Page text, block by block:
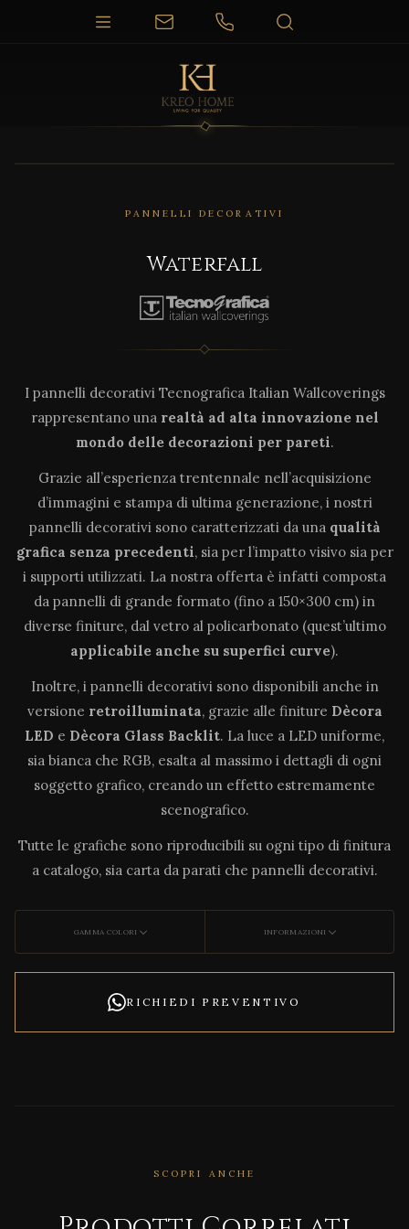
PANNELLI DECORATIVI
Waterfall
I pannelli decorativi Tecnografica Italian Wallcoverings
rappresentano una realtà ad alta innovazione nel
mondo delle decorazioni per pareti.
Grazie all’esperienza trentennale nell’acquisizione
d’immagini e stampa di ultima generazione, i nostri
pannelli decorativi sono caratterizzati da una qualità
grafica senza precedenti, sia per l’impatto visivo sia per
i supporti utilizzati. La nostra offerta è infatti composta
da pannelli di grande formato (fino a 150×300 cm) in
diverse finiture, dal vetro al policarbonato (quest’ultimo
applicabile anche su superfici curve).
Inoltre, i pannelli decorativi sono disponibili anche in
versione retroilluminata, grazie alle finiture Dècora
LED e Dècora Glass Backlit. La luce a LED uniforme,
sia bianca che RGB, esalta al massimo i dettagli di ogni
soggetto grafico, creando un effetto estremamente
scenografico.
Tutte le grafiche sono riproducibili su ogni tipo di finitura
a catalogo, sia carta da parati che pannelli decorativi.
GAMMA COLORI INFORMAZIONI
RICHIEDI PREVENTIVO
SCOPRI ANCHE